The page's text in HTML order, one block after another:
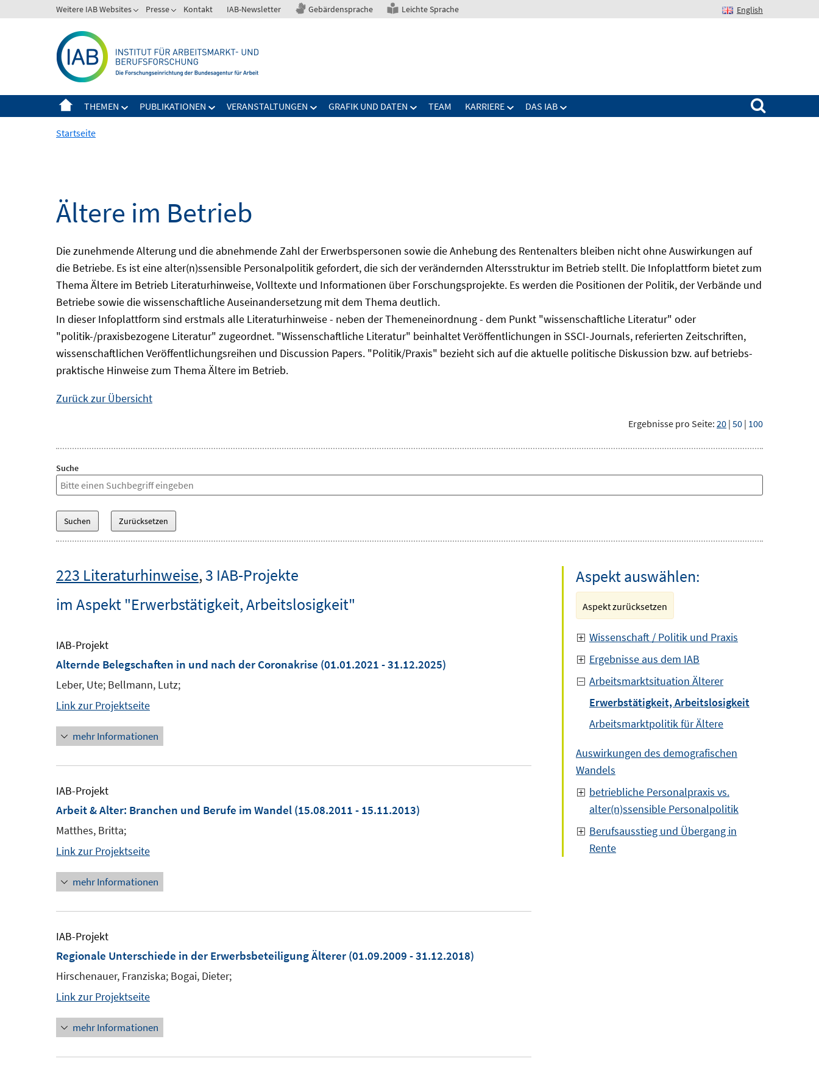
zum
Weitere IAB Websites Presse Kontakt IAB-Newsletter Gebärdensprache Leichte Sprache English
THEMEN PUBLIKATIONEN VERANSTALTUNGEN GRAFIK UND DATEN TEAM KARRIERE DAS IAB
Suchen nach:
Startseite
Ältere im Betrieb
Die zunehmende Alterung und die abnehmende Zahl der Erwerbspersonen sowie die Anhebung des Rentenalters bleiben nicht ohne Auswirkungen auf
die Betriebe. Es ist eine alter(n)ssensible Personalpolitik gefordert, die sich der verändernden Altersstruktur im Betrieb stellt. Die Infoplattform bietet zum
Thema Ältere im Betrieb Literaturhinweise, Volltexte und Informationen über Forschungsprojekte. Es werden die Positionen der Politik, der Verbände und
Betriebe sowie die wissenschaftliche Auseinandersetzung mit dem Thema deutlich.
In dieser Infoplattform sind erstmals alle Literaturhinweise - neben der Themeneinordnung - dem Punkt "wissenschaftliche Literatur" oder
"politik-/praxisbezogene Literatur" zugeordnet. "Wissenschaftliche Literatur" beinhaltet Veröffentlichungen in SSCI-Journals, referierten Zeitschriften,
wissenschaftlichen Veröffentlichungsreihen und Discussion Papers. "Politik/Praxis" bezieht sich auf die aktuelle politische Diskussion bzw. auf betriebs-
praktische Hinweise zum Thema Ältere im Betrieb.
Zurück zur Übersicht
Ergebnisse pro Seite: 20 | 50 | 100
Suche
223 Literaturhinweise,3 IAB-Projekte
im Aspekt "Erwerbstätigkeit, Arbeitslosigkeit"
IAB-Projekt
Alternde Belegschaften in und nach der Coronakrise (01.01.2021 - 31.12.2025)
Leber, Ute; Bellmann, Lutz;
Link zur Projektseite
mehr Informationen
IAB-Projekt
Arbeit & Alter: Branchen und Berufe im Wandel (15.08.2011 - 15.11.2013)
Matthes, Britta;
Link zur Projektseite
mehr Informationen
IAB-Projekt
Regionale Unterschiede in der Erwerbsbeteiligung Älterer (01.09.2009 - 31.12.2018)
Hirschenauer, Franziska; Bogai, Dieter;
Link zur Projektseite
mehr Informationen
Aspekt auswählen:
Aspekt zurücksetzen
Wissenschaft / Politik und Praxis
Ergebnisse aus dem IAB
Arbeitsmarktsituation Älterer
Erwerbstätigkeit, Arbeitslosigkeit
Arbeitsmarktpolitik für Ältere
Auswirkungen des demografischen
Wandels
betriebliche Personalpraxis vs.
alter(n)ssensible Personalpolitik
Berufsausstieg und Übergang in
Rente